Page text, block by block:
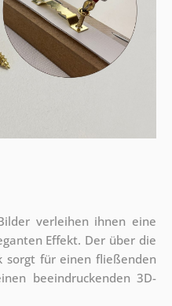
verleihen ihnen eine
Effekt. Der über die
sorgt für einen fließenden
beeindruckenden 3D-